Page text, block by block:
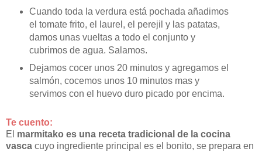
Cuando toda la verdura está pochada añadimos
el tomate frito, el laurel, el perejil y las patatas,
damos unas vueltas a todo el conjunto y
cubrimos de agua. Salamos.
Dejamos cocer unos 20 minutos y agregamos el
salmón, cocemos unos 10 minutos mas y
servimos con el huevo duro picado por encima.
Te cuento:
El marmitako es una receta tradicional de la cocina
vasca cuyo ingrediente principal es el bonito, se prepara en